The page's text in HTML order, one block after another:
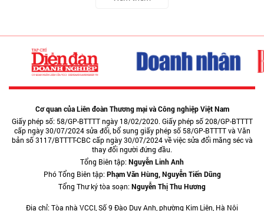
Cơ quan của Liên đoàn Thương mại và Công nghiệp Việt Nam
Giấy phép số: 58/GP-BTTTT ngày 18/02/2020. Giấy phép số 208/GP-BTTTT
cấp ngày 30/07/2024 sửa đổi, bổ sung giấy phép số 58/GP-BTTTT và Văn
bản số 3117/BTTTT-CBC cấp ngày 30/07/2024 về việc sửa đổi măng séc và
thay đổi người đứng đầu.
Tổng Biên tập:Nguyễn Linh Anh
Phó Tổng Biên tập:Phạm Văn Hùng, Nguyễn Tiến Dũng
Tổng Thư ký tòa soạn:Nguyễn Thị Thu Hương
Địa chỉ: Tòa nhà VCCI, Số 9 Đào Duy Anh, phường Kim Liên, Hà Nội